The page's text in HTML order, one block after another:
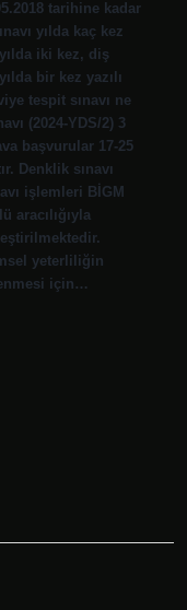
tarihine kadar
yılda kaç kez
iki kez, diş
bir kez yazılı
tespit sınavı ne
(2024-YDS/2) 3
başvurular 17-25
Denklik sınavı
işlemleri BİGM
aracılığıyla
yeterliliğin
için…